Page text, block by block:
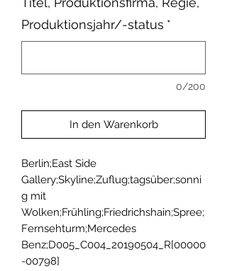
Produktionsjahr/-status *
0/200
In den Warenkorb
Berlin;East Side
Gallery;Skyline;Zuflug;tagsüber;sonni
g mit
Wolken;Frühling;Friedrichshain;Spree;
Fernsehturm;Mercedes
Benz;D005_C004_20190504_R[00000
-00798]